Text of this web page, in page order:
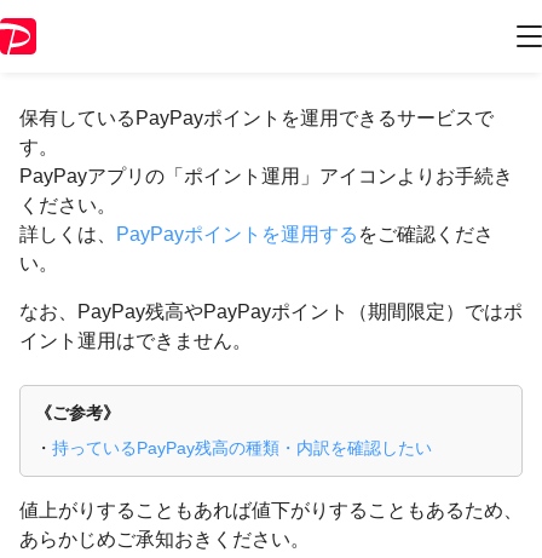
保有しているPayPayポイントを運用できるサービスで
す。
PayPayアプリの「ポイント運用」アイコンよりお手続き
ください。
詳しくは、
PayPayポイントを運用する をご確認くださ
い。
なお、PayPay残高やPayPayポイント（期間限定）ではポ
イント運用はできません。
《ご参考》
・ 持っているPayPay残高の種類・内訳を確認したい
値上がりすることもあれば値下がりすることもあるため、
あらかじめご承知おきください。